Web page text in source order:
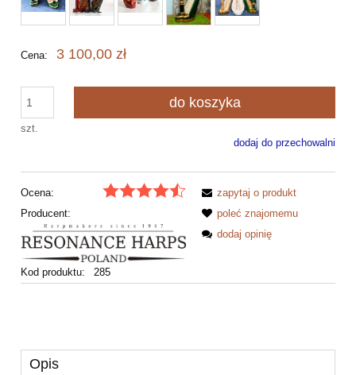
Cena: 3 100,00 zł
szt.
do koszyka
dodaj do przechowalni
Ocena:
Producent:
Kod produktu: 285
zapytaj o produkt
poleć znajomemu
dodaj opinię
Opis